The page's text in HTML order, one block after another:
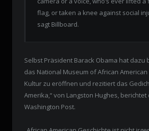
flag, or taken a knee against social
sagt Billboard.
Selbst Präsident Barack Obama hat dazu
das National Museum of African
Kultur zu eröffnen und rezitiert das
Amerika,“ von Langston Hughes, berichtet
Washington Post.